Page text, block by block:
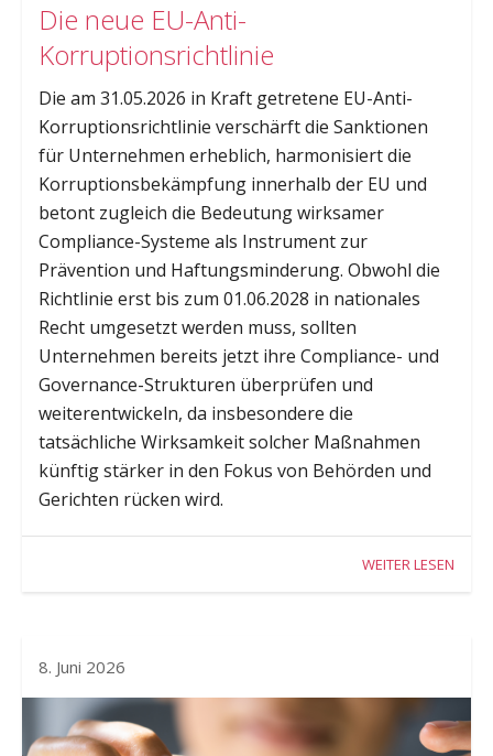
Die neue EU-Anti-
Korruptionsrichtlinie
Die am 31.05.2026 in Kraft getretene EU-Anti-
Korruptionsrichtlinie verschärft die Sanktionen
für Unternehmen erheblich, harmonisiert die
Korruptionsbekämpfung innerhalb der EU und
betont zugleich die Bedeutung wirksamer
Compliance-Systeme als Instrument zur
Prävention und Haftungsminderung. Obwohl die
Richtlinie erst bis zum 01.06.2028 in nationales
Recht umgesetzt werden muss, sollten
Unternehmen bereits jetzt ihre Compliance- und
Governance-Strukturen überprüfen und
weiterentwickeln, da insbesondere die
tatsächliche Wirksamkeit solcher Maßnahmen
künftig stärker in den Fokus von Behörden und
Gerichten rücken wird.
WEITER LESEN
8. Juni 2026